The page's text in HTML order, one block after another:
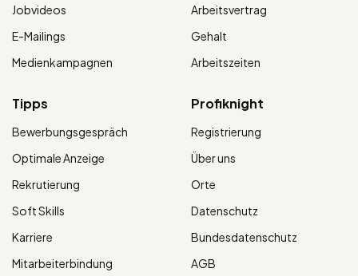
Jobvideos
E-Mailings
Medienkampagnen
Arbeitsvertrag
Gehalt
Arbeitszeiten
Tipps
Bewerbungsgespräch
Optimale Anzeige
Rekrutierung
Soft Skills
Karriere
Mitarbeiterbindung
Profiknight
Registrierung
Über uns
Orte
Datenschutz
Bundesdatenschutz
AGB